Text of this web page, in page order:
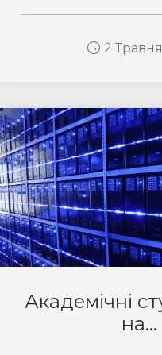
2
Академічні
на...